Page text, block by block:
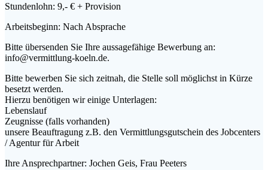
Stundenlohn: 9,- € + Provision
Arbeitsbeginn: Nach Absprache
Bitte übersenden Sie Ihre aussagefähige Bewerbung an:
info@vermittlung-koeln.de.
Bitte bewerben Sie sich zeitnah, die Stelle soll möglichst in Kürze
besetzt werden.
Hierzu benötigen wir einige Unterlagen:
Lebenslauf
Zeugnisse (falls vorhanden)
unsere Beauftragung z.B. den Vermittlungsgutschein des Jobcenters
/ Agentur für Arbeit
Ihre Ansprechpartner: Jochen Geis, Frau Peeters